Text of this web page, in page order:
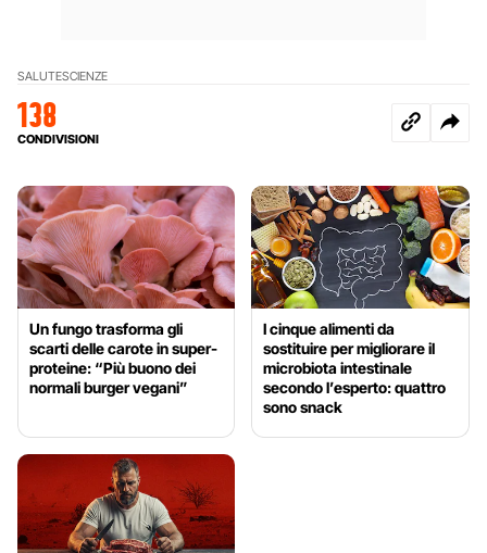
SALUTESCIENZE
138
CONDIVISIONI
Un fungo trasforma gli
scarti delle carote in super-
proteine: “Più buono dei
normali burger vegani”
I cinque alimenti da
sostituire per migliorare il
microbiota intestinale
secondo l’esperto: quattro
sono snack